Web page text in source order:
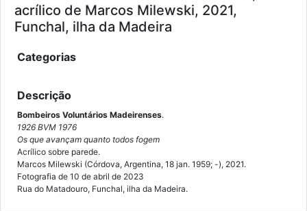
acrílico de Marcos Milewski, 2021,
Funchal, ilha da Madeira
Categorias
Descrição
Bombeiros Voluntários Madeirenses.
1926 BVM 1976
Os que avançam quanto todos fogem
Acrílico sobre parede.
Marcos Milewski (Córdova, Argentina, 18 jan. 1959; -), 2021.
Fotografia de 10 de abril de 2023
Rua do Matadouro, Funchal, ilha da Madeira.